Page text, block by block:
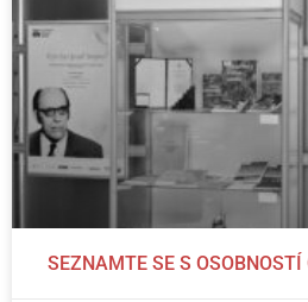
SEZNAMTE SE S OSOBNOSTÍ